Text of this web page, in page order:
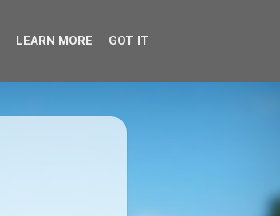
LEARN MORE GOT IT